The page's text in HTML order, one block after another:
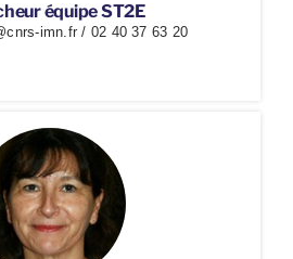
équipe ST2E
imn.fr / 02 40 37 63 20